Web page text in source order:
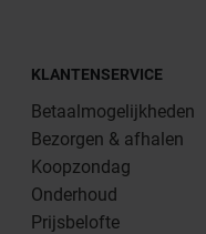
KLANTENSERVICE
Betaalmogelijkheden
Bezorgen & afhalen
Koopzondag
Onderhoud
Prijsbelofte